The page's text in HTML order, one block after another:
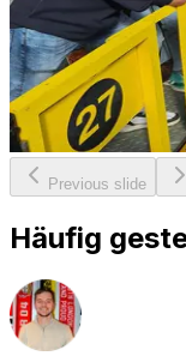
Previous slide
Häufig